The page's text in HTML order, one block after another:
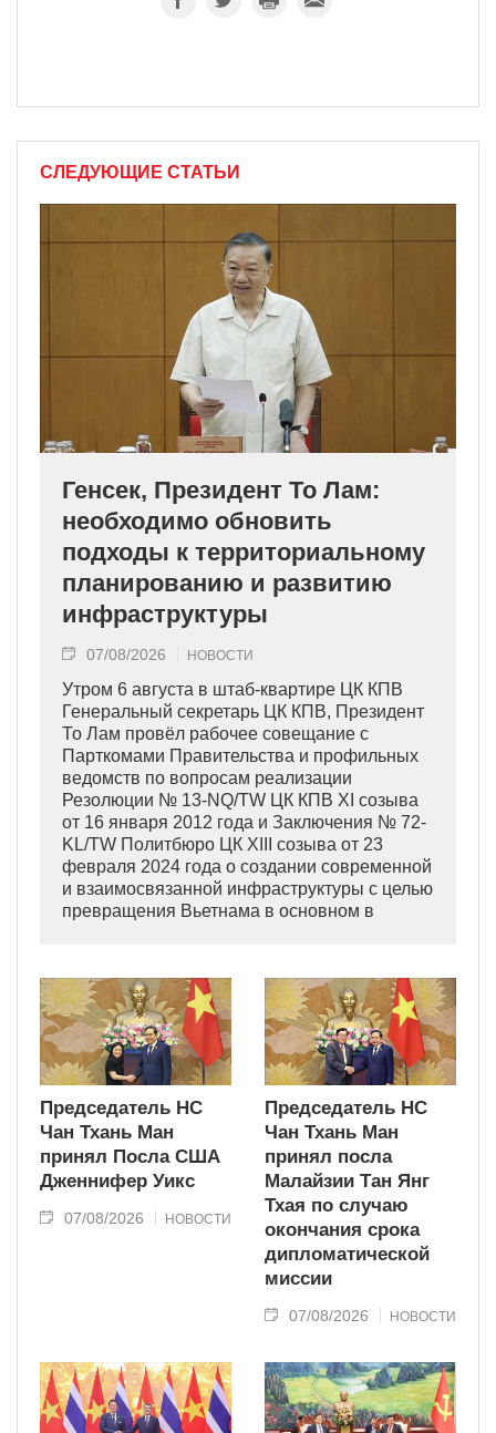
СЛЕДУЮЩИЕ СТАТЬИ
Генсек, Президент То Лам:
необходимо обновить
подходы к территориальному
планированию и развитию
инфраструктуры
07/08/2026 НОВОСТИ
Утром 6 августа в штаб-квартире ЦК КПВ
Генеральный секретарь ЦК КПВ, Президент
То Лам провёл рабочее совещание с
Парткомами Правительства и профильных
ведомств по вопросам реализации
Резолюции № 13-NQ/TW ЦК КПВ XI созыва
от 16 января 2012 года и Заключения № 72-
KL/TW Политбюро ЦК XIII созыва от 23
февраля 2024 года о создании современной
и взаимосвязанной инфраструктуры с целью
превращения Вьетнама в основном в
Председатель НС
Чан Тхань Ман
принял Посла США
Дженнифер Уикс
07/08/2026 НОВОСТИ
Председатель НС
Чан Тхань Ман
принял посла
Малайзии Тан Янг
Тхая по случаю
окончания срока
дипломатической
миссии
07/08/2026 НОВОСТИ